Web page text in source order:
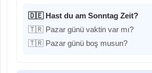
🇩🇪 Hast du am Sonntag Zeit?
🇹🇷 Pazar günü vaktin var mı?
🇹🇷 Pazar günü boş musun?